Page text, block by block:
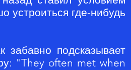
устроиться где-нибудь
подсказывает
"They often met when